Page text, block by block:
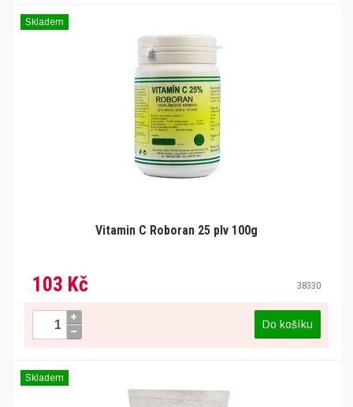
Vitamin C Roboran 25 plv 100g
103 Kč 38330
Skladem
Do košíku
Skladem